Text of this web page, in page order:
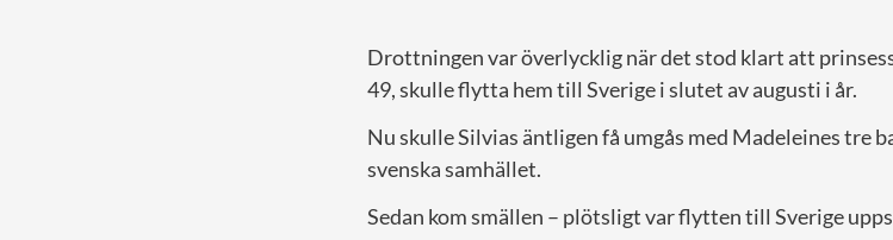
Drottningen var överlycklig när det stod klart att
49, skulle flytta hem till Sverige i slutet av augusti i år.
Nu skulle Silvias äntligen få umgås med Madeleines tre
svenska samhället.
Sedan kom smällen – plötsligt var flytten till Sverige